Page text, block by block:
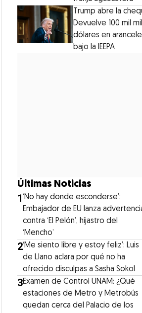
Trump abre la
Devuelve 100 mil
dólares en
bajo la IEEPA
Últimas Noticias
1‘No hay donde esconderse’:
Embajador de EU lanza
contra ‘El Pelón’, hijastro del
‘Mencho’
2‘Me siento libre y estoy feliz’: Luis
de Llano aclara por qué no ha
ofrecido disculpas a Sasha Sokol
3Examen de Control UNAM: ¿Qué
estaciones de Metro y Metrobús
quedan cerca del Palacio de los